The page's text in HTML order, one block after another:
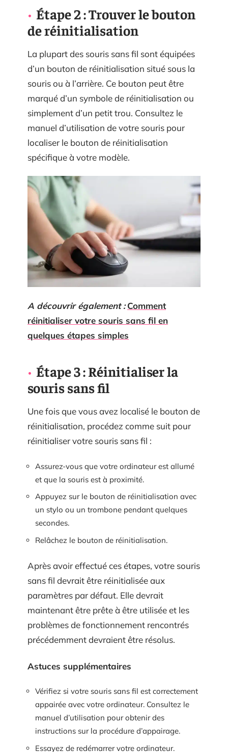
Étape 2 : Trouver le bouton
de réinitialisation
La plupart des souris sans fil sont équipées
d’un bouton de réinitialisation situé sous la
souris ou à l’arrière. Ce bouton peut être
marqué d’un symbole de réinitialisation ou
simplement d’un petit trou. Consultez le
manuel d’utilisation de votre souris pour
localiser le bouton de réinitialisation
spécifique à votre modèle.
A découvrir également : Comment
réinitialiser votre souris sans fil en
quelques étapes simples
Étape 3 : Réinitialiser la
souris sans fil
Une fois que vous avez localisé le bouton de
réinitialisation, procédez comme suit pour
réinitialiser votre souris sans fil :
Assurez-vous que votre ordinateur est allumé
et que la souris est à proximité.
Appuyez sur le bouton de réinitialisation avec
un stylo ou un trombone pendant quelques
secondes.
Relâchez le bouton de réinitialisation.
Après avoir effectué ces étapes, votre souris
sans fil devrait être réinitialisée aux
paramètres par défaut. Elle devrait
maintenant être prête à être utilisée et les
problèmes de fonctionnement rencontrés
précédemment devraient être résolus.
Astuces supplémentaires
Vérifiez si votre souris sans fil est correctement
appairée avec votre ordinateur. Consultez le
manuel d’utilisation pour obtenir des
instructions sur la procédure d’appairage.
Essayez de redémarrer votre ordinateur.